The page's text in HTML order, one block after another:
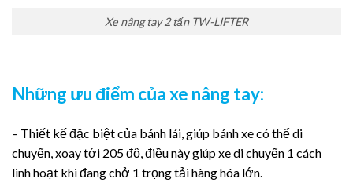
Xe nâng tay 2 tấn TW-LIFTER
Những ưu điểm của xe nâng tay:
– Thiết kế đặc biệt của bánh lái, giúp bánh xe có thể di
chuyển, xoay tới 205 độ, điều này giúp xe di chuyển 1 cách
linh hoạt khi đang chở 1 trọng tải hàng hóa lớn.